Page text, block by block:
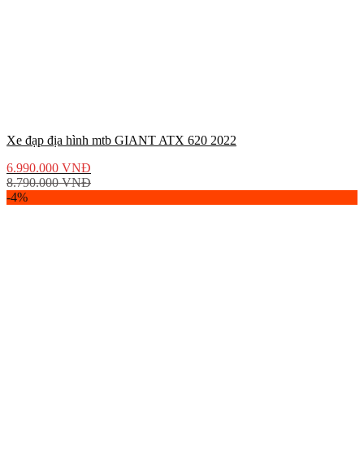
Xe đạp địa hình mtb GIANT ATX 620 2022
6.990.000 VNĐ
8.790.000VNĐ
-4%